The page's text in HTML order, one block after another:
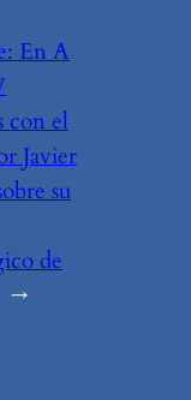
En A
con el
Javier
su
de
→